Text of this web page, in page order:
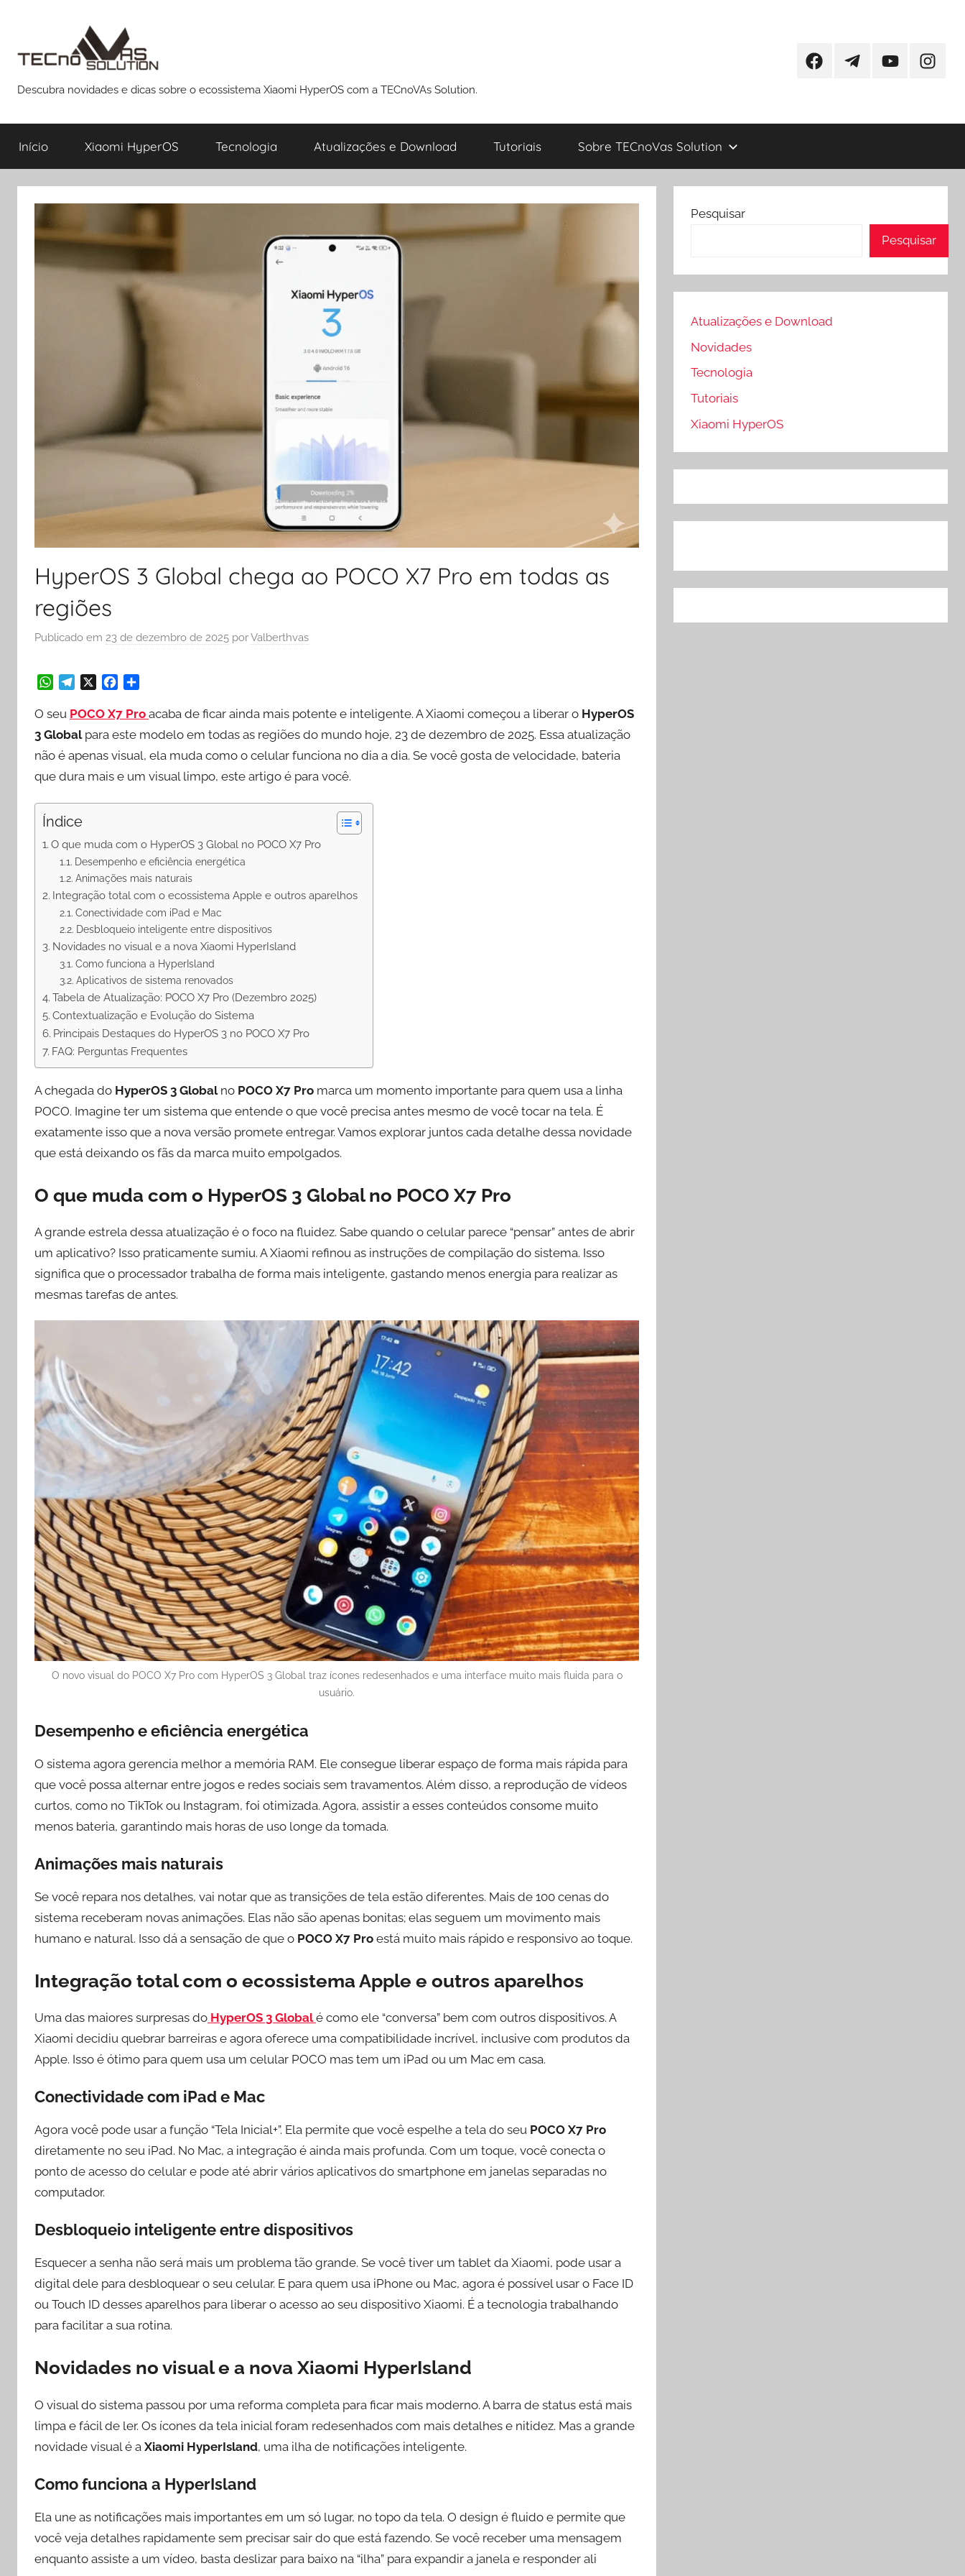
Descubra novidades e dicas sobre o ecossistema Xiaomi HyperOS com a TECnoVAs Solution.
FacebookTelegramYouTube
Início Xiaomi HyperOS Tecnologia Atualizações e Download Tutoriais Sobre TECnoVas Solution
HyperOS 3 Global chega ao POCO X7 Pro em todas as
regiões
Publicado em 23 de dezembro de 2025 porValberthvas
h
a
t
s
A
p
e
l
g
r
m
a
c
b
o
k
h
a
e
O seu POCO X7 Pro acaba de ficar ainda mais potente e inteligente. A Xiaomi começou a liberar o HyperOS
3 Globalpara este modelo em todas as regiões do mundo hoje, 23 de dezembro de 2025. Essa atualização
não é apenas visual, ela muda como o celular funciona no dia a dia. Se você gosta de velocidade, bateria
que dura mais e um visual limpo, este artigo é para você.
Índice
O que muda com o HyperOS 3 Global no POCO X7 Pro
Desempenho e eficiência energética
Animações mais naturais
Integração total com o ecossistema Apple e outros aparelhos
Conectividade com iPad e Mac
Desbloqueio inteligente entre dispositivos
Novidades no visual e a nova Xiaomi HyperIsland
Como funciona a HyperIsland
Aplicativos de sistema renovados
Tabela de Atualização: POCO X7 Pro (Dezembro 2025)
Contextualização e Evolução do Sistema
Principais Destaques do HyperOS 3 no POCO X7 Pro
FAQ: Perguntas Frequentes
A chegada do HyperOS 3 Globalno POCO X7 Pro marca um momento importante para quem usa a linha
POCO. Imagine ter um sistema que entende o que você precisa antes mesmo de você tocar na tela. É
exatamente isso que a nova versão promete entregar. Vamos explorar juntos cada detalhe dessa novidade
que está deixando os fãs da marca muito empolgados.
O que muda com o HyperOS 3 Global no POCO X7 Pro
A grande estrela dessa atualização é o foco na fluidez. Sabe quando o celular parece “pensar” antes de abrir
um aplicativo? Isso praticamente sumiu. A Xiaomi refinou as instruções de compilação do sistema. Isso
significa que o processador trabalha de forma mais inteligente, gastando menos energia para realizar as
mesmas tarefas de antes.
O novo visual do POCO X7 Pro com HyperOS 3 Global traz ícones redesenhados e uma interface muito mais fluida para o
usuário.
Desempenho e eficiência energética
O sistema agora gerencia melhor a memória RAM. Ele consegue liberar espaço de forma mais rápida para
que você possa alternar entre jogos e redes sociais sem travamentos. Além disso, a reprodução de vídeos
curtos, como no TikTok ou Instagram, foi otimizada. Agora, assistir a esses conteúdos consome muito
menos bateria, garantindo mais horas de uso longe da tomada.
Animações mais naturais
Se você repara nos detalhes, vai notar que as transições de tela estão diferentes. Mais de 100 cenas do
sistema receberam novas animações. Elas não são apenas bonitas; elas seguem um movimento mais
humano e natural. Isso dá a sensação de que o POCO X7 Pro está muito mais rápido e responsivo ao toque.
Integração total com o ecossistema Apple e outros aparelhos
Uma das maiores surpresas do HyperOS 3 Global é como ele “conversa” bem com outros dispositivos. A
Xiaomi decidiu quebrar barreiras e agora oferece uma compatibilidade incrível, inclusive com produtos da
Apple. Isso é ótimo para quem usa um celular POCO mas tem um iPad ou um Mac em casa.
Conectividade com iPad e Mac
Agora você pode usar a função “Tela Inicial+”. Ela permite que você espelhe a tela do seu POCO X7 Pro
diretamente no seu iPad. No Mac, a integração é ainda mais profunda. Com um toque, você conecta o
ponto de acesso do celular e pode até abrir vários aplicativos do smartphone em janelas separadas no
computador.
Desbloqueio inteligente entre dispositivos
Esquecer a senha não será mais um problema tão grande. Se você tiver um tablet da Xiaomi, pode usar a
digital dele para desbloquear o seu celular. E para quem usa iPhone ou Mac, agora é possível usar o Face ID
ou Touch ID desses aparelhos para liberar o acesso ao seu dispositivo Xiaomi. É a tecnologia trabalhando
para facilitar a sua rotina.
Novidades no visual e a nova Xiaomi HyperIsland
O visual do sistema passou por uma reforma completa para ficar mais moderno. A barra de status está mais
limpa e fácil de ler. Os ícones da tela inicial foram redesenhados com mais detalhes e nitidez. Mas a grande
novidade visual é a Xiaomi HyperIsland, uma ilha de notificações inteligente.
Como funciona a HyperIsland
Ela une as notificações mais importantes em um só lugar, no topo da tela. O design é fluido e permite que
você veja detalhes rapidamente sem precisar sair do que está fazendo. Se você receber uma mensagem
enquanto assiste a um vídeo, basta deslizar para baixo na “ilha” para expandir a janela e responder ali
Pesquisar
Pesquisar
Atualizações e Download
Novidades
Tecnologia
Tutoriais
Xiaomi HyperOS